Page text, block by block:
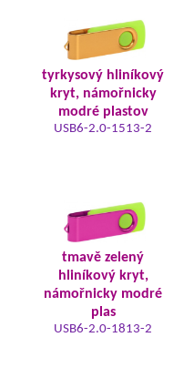
tyrkysový hliníkový
kryt, námořnicky
modré plastov
USB6-2.0-1513-2
tmavě zelený
hliníkový kryt,
námořnicky modré
plas
USB6-2.0-1813-2